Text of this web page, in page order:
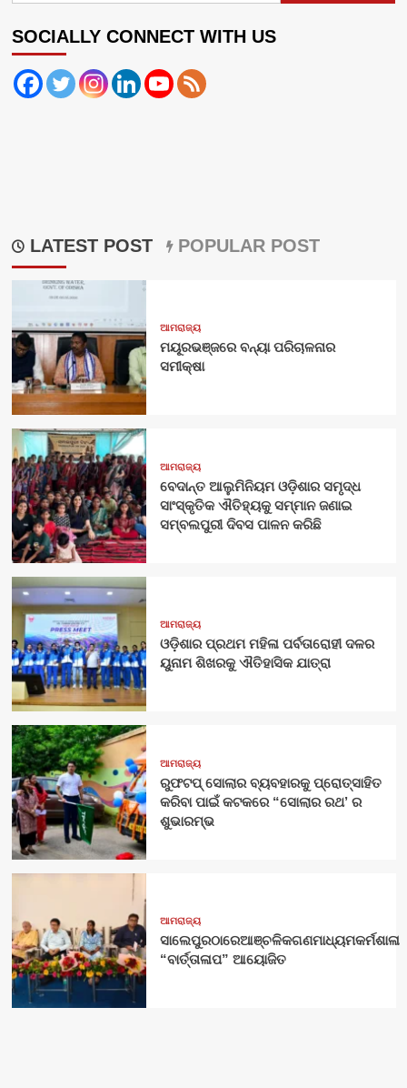
SOCIALLY CONNECT WITH US
LATEST POST POPULAR POST
ଆମରାଜ୍ୟ
ମୟୂରଭଞ୍ଜରେ ବନ୍ୟା ପରିଚାଳନାର
ସମୀକ୍ଷା
ଆମରାଜ୍ୟ
ବେଦାନ୍ତ ଆଲୁମିନିୟମ ଓଡ଼ିଶାର ସମୃଦ୍ଧ
ସାଂସ୍କୃତିକ ଐତିହ୍ୟକୁ ସମ୍ମାନ ଜଣାଇ
ସମ୍ବଲପୁରୀ ଦିବସ ପାଳନ କରିଛି
ଆମରାଜ୍ୟ
ଓଡ଼ିଶାର ପ୍ରଥମ ମହିଳା ପର୍ବତାରୋହୀ ଦଳର
ୟୁନାମ ଶିଖରକୁ ଐତିହାସିକ ଯାତ୍ରା
ଆମରାଜ୍ୟ
ରୁଫଟପ୍ ସୋଲାର ବ୍ୟବହାରକୁ ପ୍ରୋତ୍ସାହିତ
କରିବା ପାଇଁ କଟକରେ “ସୋଲାର ରଥ’ ର
ଶୁଭାରମ୍ଭ
ଆମରାଜ୍ୟ
ସାଲେପୁରଠାରେଆଞ୍ଚଳିକଗଣମାଧ୍ୟମକର୍ମଶାଳା
“ବାର୍ତ୍ତାଳାପ” ଆୟୋଜିତ